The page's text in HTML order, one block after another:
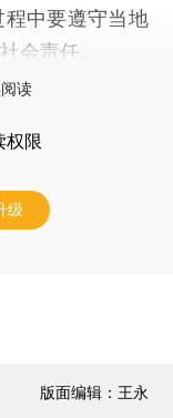
中要遵守当地
会责任。
读
权限
级
版面编辑：王永